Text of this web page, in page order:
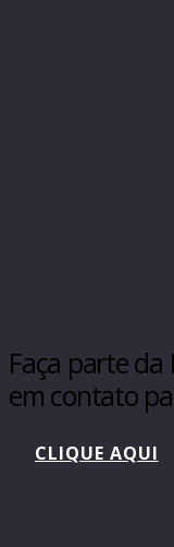
Faça parte da
em contato
CLIQUE AQUI